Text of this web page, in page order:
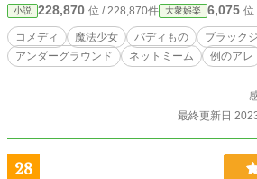
小説 228,870 位 / 228,870件 大衆娯楽 6,075 位
コメディ 魔法少女 バディもの
ブラック
アンダーグラウンド
ネットミーム 例のアレ
最終更新日
28